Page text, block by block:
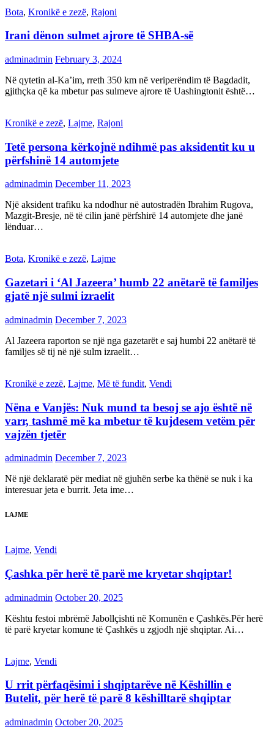
Bota, Kronikë e zezë, Rajoni
Irani dënon sulmet ajrore të SHBA-së
adminadmin February 3, 2024
Në qytetin al-Ka’im, rreth 350 km në veriperëndim të Bagdadit,
gjithçka që ka mbetur pas sulmeve ajrore të Uashingtonit është…
Kronikë e zezë, Lajme, Rajoni
Tetë persona kërkojnë ndihmë pas aksidentit ku u
përfshinë 14 automjete
adminadmin December 11, 2023
Një aksident trafiku ka ndodhur në autostradën Ibrahim Rugova,
Mazgit-Bresje, në të cilin janë përfshirë 14 automjete dhe janë
lënduar…
Bota, Kronikë e zezë, Lajme
Gazetari i ‘Al Jazeera’ humb 22 anëtarë të familjes
gjatë një sulmi izraelit
adminadmin December 7, 2023
Al Jazeera raporton se një nga gazetarët e saj humbi 22 anëtarë të
familjes së tij në një sulm izraelit…
Kronikë e zezë, Lajme, Më të fundit, Vendi
Nëna e Vanjës: Nuk mund ta besoj se ajo është në
varr, tashmë më ka mbetur të kujdesem vetëm për
vajzën tjetër
adminadmin December 7, 2023
Në një deklaratë për mediat në gjuhën serbe ka thënë se nuk i ka
interesuar jeta e burrit. Jeta ime…
LAJME
Lajme, Vendi
Çashka për herë të parë me kryetar shqiptar!
adminadmin October 20, 2025
Kështu festoi mbrëmë Jabollçishti në Komunën e Çashkës.Për herë
të parë kryetar komune të Çashkës u zgjodh një shqiptar. Ai…
Lajme, Vendi
U rrit përfaqësimi i shqiptarëve në Këshillin e
Butelit, për herë të parë 8 këshilltarë shqiptar
adminadmin October 20, 2025